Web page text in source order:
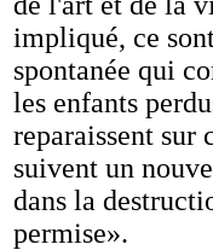
impliqué, ce
spontanée qui
les enfants
reparaissent sur
suivent un
dans la
permise».